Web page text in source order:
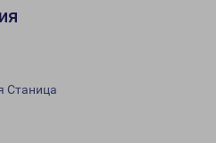
Станица